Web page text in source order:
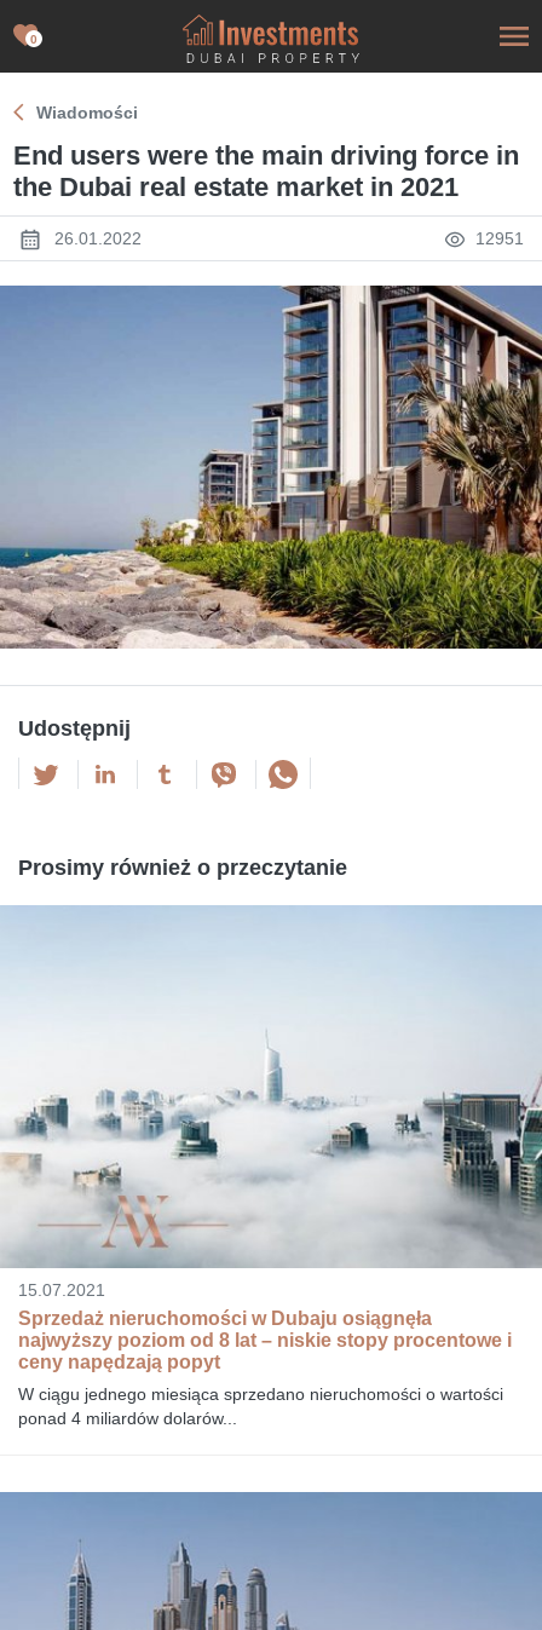
0
Wiadomości
End users were the main driving force in
the Dubai real estate market in 2021
26.01.2022 12951
Udostępnij
Prosimy również o przeczytanie
15.07.2021
Sprzedaż nieruchomości w Dubaju osiągnęła
najwyższy poziom od 8 lat – niskie stopy procentowe i
ceny napędzają popyt
W ciągu jednego miesiąca sprzedano nieruchomości o wartości
ponad 4 miliardów dolarów...